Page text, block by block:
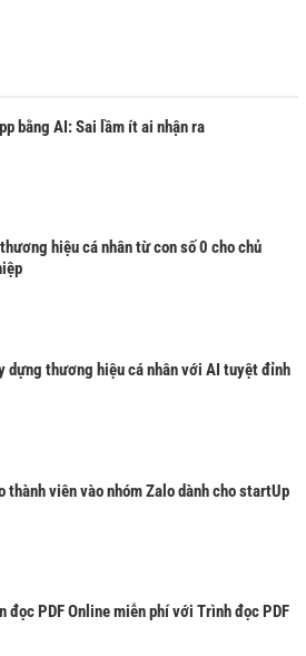
bằng AI: Sai lầm ít ai nhận ra
hiệu cá nhân từ con số 0 cho chủ
dựng thương hiệu cá nhân với AI tuyệt đỉnh
thành viên vào nhóm Zalo dành cho startUp
đọc PDF Online miễn phí với Trình đọc PDF